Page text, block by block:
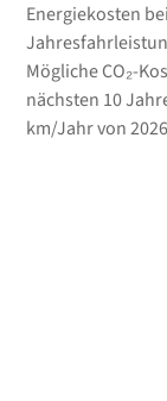
Energiekosten
Mögliche CO₂-
nächsten 10
km/Jahr von